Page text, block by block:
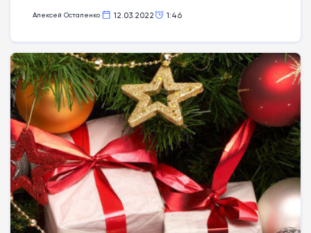
Алексей Остапенко 12.03.2022 1:46